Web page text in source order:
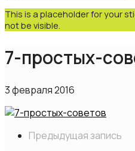
This is a placeholder for your
not be visible.
7-простых-
3 февраля 2016
Предыдущая запись